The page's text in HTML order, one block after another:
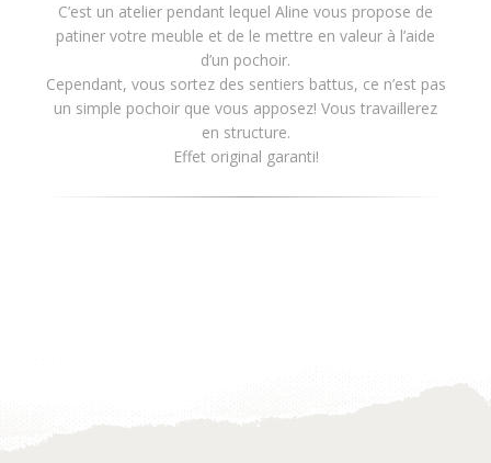
C’est un atelier pendant lequel Aline vous propose de
patiner votre meuble et de le mettre en valeur à l’aide
d’un pochoir.
Cependant, vous sortez des sentiers battus, ce n’est pas
un simple pochoir que vous apposez! Vous travaillerez
en structure.
Effet original garanti!